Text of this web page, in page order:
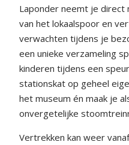
Laponder neemt je direct
van het lokaalspoor en
verwachten tijdens je
een unieke verzameling
kinderen tijdens een
stationskat op geheel
het museum én maak je
onvergetelijke
Vertrekken kan weer